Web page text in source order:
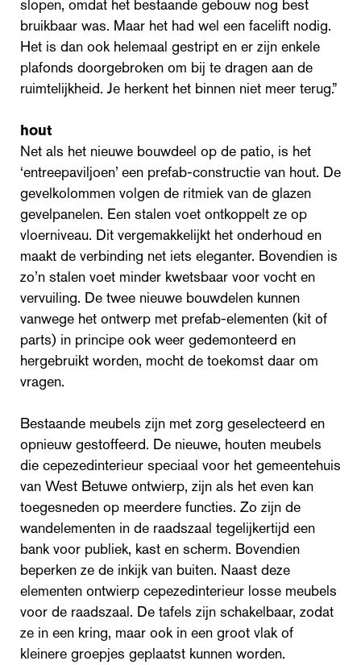
slopen, omdat het bestaande gebouw nog best
bruikbaar was. Maar het had wel een facelift nodig.
Het is dan ook helemaal gestript en er zijn enkele
plafonds doorgebroken om bij te dragen aan de
ruimtelijkheid. Je herkent het binnen niet meer terug.”
hout
Net als het nieuwe bouwdeel op de patio, is het
‘entreepaviljoen’ een prefab-constructie van hout. De
gevelkolommen volgen de ritmiek van de glazen
gevelpanelen. Een stalen voet ontkoppelt ze op
vloerniveau. Dit vergemakkelijkt het onderhoud en
maakt de verbinding net iets eleganter. Bovendien is
zo’n stalen voet minder kwetsbaar voor vocht en
vervuiling. De twee nieuwe bouwdelen kunnen
vanwege het ontwerp met prefab-elementen (kit of
parts) in principe ook weer gedemonteerd en
hergebruikt worden, mocht de toekomst daar om
vragen.
Bestaande meubels zijn met zorg geselecteerd en
opnieuw gestoffeerd. De nieuwe, houten meubels
die cepezedinterieur speciaal voor het gemeentehuis
van West Betuwe ontwierp, zijn als het even kan
toegesneden op meerdere functies. Zo zijn de
wandelementen in de raadszaal tegelijkertijd een
bank voor publiek, kast en scherm. Bovendien
beperken ze de inkijk van buiten. Naast deze
elementen ontwierp cepezedinterieur losse meubels
voor de raadszaal. De tafels zijn schakelbaar, zodat
ze in een kring, maar ook in een groot vlak of
kleinere groepjes geplaatst kunnen worden.